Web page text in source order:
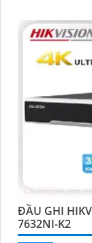
ĐẦU GHI
7632NI-K2